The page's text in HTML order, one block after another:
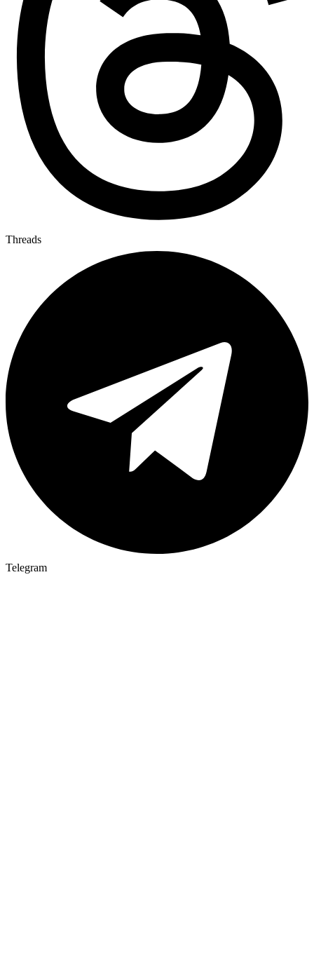
Threads
Telegram